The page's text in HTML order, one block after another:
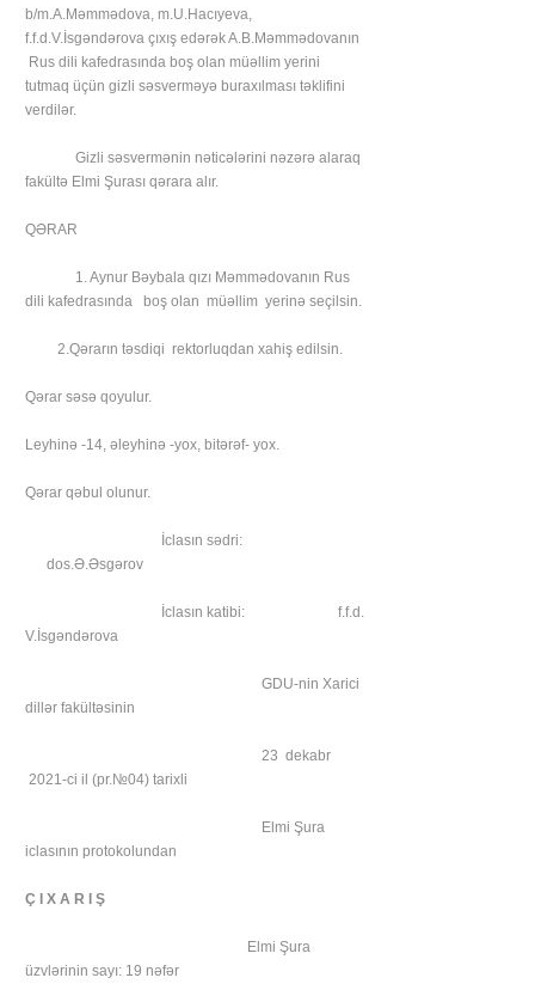
b/m.A.Məmmədova, m.U.Hacıyeva,
f.f.d.V.İsgəndərova çıxış edərək A.B.Məmmədovanın
Rus dili kafedrasında boş olan müəllim yerini
tutmaq üçün gizli səsverməyə buraxılması təklifini
verdilər.
Gizli səsvermənin nəticələrini nəzərə alaraq
fakültə Elmi Şurası qərara alır.
QƏRAR
1. Aynur Bəybala qızı Məmmədovanın Rus
dili kafedrasında boş olan müəllim yerinə seçilsin.
2.Qərarın təsdiqi rektorluqdan xahiş edilsin.
Qərar səsə qoyulur.
Leyhinə -14, əleyhinə -yox, bitərəf- yox.
Qərar qəbul olunur.
İclasın sədri:
dos.Ə.Əsgərov
İclasın katibi: f.f.d.
V.İsgəndərova
GDU-nin Xarici
dillər fakültəsinin
23 dekabr
2021-ci il (pr.№04) tarixli
Elmi Şura
iclasının protokolundan
Ç I X A R I Ş
Elmi Şura
üzvlərinin sayı: 19 nəfər